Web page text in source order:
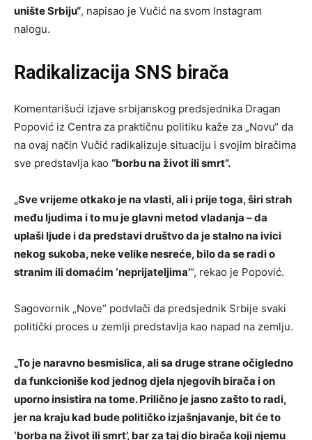
unište Srbiju“, napisao je Vučić na svom Instagram
nalogu.
Radikalizacija SNS birača
Komentarišući izjave srbijanskog predsjednika Dragan
Popović iz Centra za praktičnu politiku kaže za „Novu“ da
na ovaj način Vučić radikalizuje situaciju i svojim biračima
sve predstavlja kao “borbu na život ili smrt”.
„Sve vrijeme otkako je na vlasti, ali i prije toga, širi strah
među ljudima i to mu je glavni metod vladanja – da
uplaši ljude i da predstavi društvo da je stalno na ivici
nekog sukoba, neke velike nesreće, bilo da se radi o
stranim ili domaćim ‘neprijateljima’“, rekao je Popović.
Sagovornik „Nove“ podvlači da predsjednik Srbije svaki
politički proces u zemlji predstavlja kao napad na zemlju.
„To je naravno besmislica, ali sa druge strane očigledno
da funkcioniše kod jednog djela njegovih birača i on
uporno insistira na tome. Prilično je jasno zašto to radi,
jer na kraju kad bude političko izjašnjavanje, bit će to
‘borba na život ili smrt’, bar za taj dio birača koji njemu